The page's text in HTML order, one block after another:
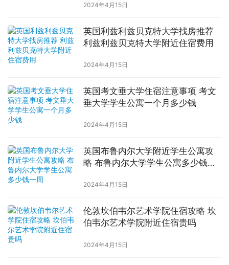
2024年4月15日
英国利兹利兹贝克特大学找房推荐
利兹利兹贝克特大学附近住宿费用
2024年4月15日
英国考文垂大学住宿注意事项 考文
垂大学学生公寓一个月多少钱
2024年4月15日
英国布鲁内尔大学附近学生公寓攻
略 布鲁内尔大学学生公寓多少钱一
2024年4月15日
伦敦坎伯韦尔艺术学院住宿攻略 坎
伯韦尔艺术学院附近住宿贵吗
2024年4月15日